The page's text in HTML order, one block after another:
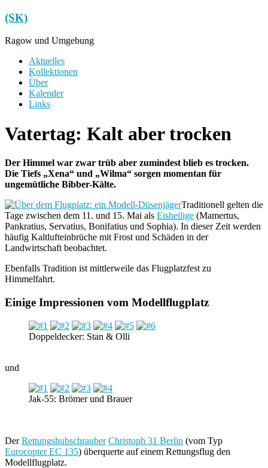
Zum
Inhalt
springen
(SK)
Ragow und Umgebung
Menü
Aktuelles
Kollektionen
Über
Kalender
Links
Vatertag: Kalt aber trocken
Der Himmel war zwar trüb aber zumindest blieb es trocken.
Die Tiefs „Xena“ und „Wilma“ sorgen momentan für
ungemütliche Bibber-Kälte.
Traditionell gelten die
Tage zwischen dem 11. und 15. Mai als Eisheilige (Mamertus,
Pankratius, Servatius, Bonifatius und Sophia). In dieser Zeit werden
häufig Kaltlufteinbrüche mit Frost und Schäden in der
Landwirtschaft beobachtet.
Ebenfalls Tradition ist mittlerweile das Flugplatzfest zu
Himmelfahrt.
Einige Impressionen vom Modellflugplatz
Doppeldecker: Stan & Olli
und
Jak-55: Brömer und Brauer
DerRettungshubschrauber Christoph 31 Berlin (vom Typ
Eurocopter EC 135) überquerte auf einem Rettungsflug den
Modellflugplatz.